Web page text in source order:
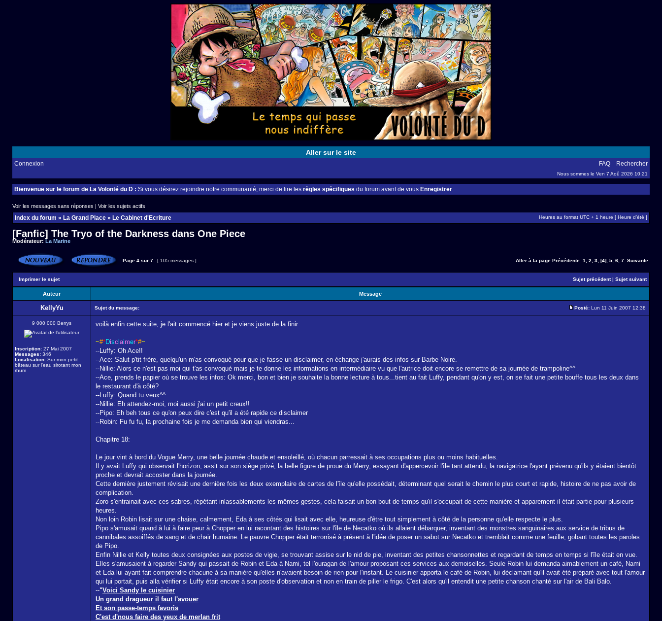
Aller sur le site
Connexion FAQ Rechercher
Nous sommes le Ven 7 Aoû 2026 10:21
Bienvenue sur le forum de La Volonté du D : Si vous désirez rejoindre notre communauté, merci de lire les règles spécifiques du forum avant de vous Enregistrer
Voir les messages sans réponses | Voir les sujets actifs
Index du forum » La Grand Place » Le Cabinet d'Ecriture Heures au format UTC + 1 heure [ Heure d’été ]
[Fanfic] The Tryo of the Darkness dans One Piece
Modérateur:La Marine
Page 4 sur 7 [ 105 messages ] Aller à la page Précédente 1 2 3 [4] 5 6 7 Suivante
Imprimer le sujet Sujet précédent| Sujet suivant
Auteur Message
KellyYu Sujet du message: Posté: Lun 11 Juin 2007 12:38
9 000 000 Berrys
Inscription: 27 Mai 2007
Messages: 346
Localisation: Sur mon petit
bâteau sur l'eau sirotant mon
rhum
voilà enfin cette suite, je l'ait commencé hier et je viens juste de la finir
~#*Disc aimer*#~
--Luffy: Oh Ace!!
--Ace: Salut p'tit frère, quelqu'un m'as convoqué pour que je fasse un disclaimer, en échange j'aurais des infos sur Barbe Noire.
--Nillie: Alors ce n'est pas moi qui t'as convoqué mais je te donne les informations en intermédiaire vu que l'autrice doit encore se remettre de sa journée de trampoline^^
--Ace, prends le papier où se trouve les infos: Ok merci, bon et bien je souhaite la bonne lecture à tous...tient au fait Luffy, pendant qu'on y est, on se fait une petite bouffe tous les deux dans
le restaurant d'à côté?
--Luffy: Quand tu veux^^
--Nillie: Eh attendez-moi, moi aussi j'ai un petit creux!!
--Pipo: Eh beh tous ce qu'on peux dire c'est qu'il a été rapide ce disclaimer
--Robin: Fu fu fu, la prochaine fois je me demanda bien qui viendras...
Chapitre 18:
Le jour vint à bord du Vogue Merry, une belle journée chaude et ensoleillé, où chacun parressait à ses occupations plus ou moins habituelles.
Il y avait Luffy qui observait l'horizon, assit sur son siège privé, la belle figure de proue du Merry, essayant d'appercevoir l'île tant attendu, la navigatrice l'ayant prévenu qu'ils y étaient bientôt
proche et devrait accoster dans la journée.
Cette dernière justement révisait une dernière fois les deux exemplaire de cartes de l'île qu'elle possédait, déterminant quel serait le chemin le plus court et rapide, histoire de ne pas avoir de
complication.
Zoro s'entrainait avec ces sabres, répétant inlassablements les mêmes gestes, cela faisait un bon bout de temps qu'il s'occupait de cette manière et apparement il était partie pour plusieurs
heures.
Non loin Robin lisait sur une chaise, calmement, Eda à ses côtés qui lisait avec elle, heureuse d'être tout simplement à côté de la personne qu'elle respecte le plus.
Pipo s'amusait quand à lui à faire peur à Chopper en lui racontant des histoires sur l'île de Necatko où ils allaient débarquer, inventant des monstres sanguinaires aux service de tribus de
cannibales assoiffés de sang et de chair humaine. Le pauvre Chopper était terrorrisé à présent à l'idée de poser un sabot sur Necatko et tremblait comme une feuille, gobant toutes les paroles
de Pipo.
Enfin Nillie et Kelly toutes deux consignées aux postes de vigie, se trouvant assise sur le nid de pie, inventant des petites chansonnettes et regardant de temps en temps si l'île était en vue.
Elles s'amusaient à regarder Sandy qui passait de Robin et Eda à Nami, tel l'ouragan de l'amour proposant ces services aux demoiselles. Seule Robin lui demanda aimablement un café, Nami
et Eda lui ayant fait comprendre chacune à sa manière qu'elles n'avaient besoin de rien pour l'instant. Le cuisinier apporta le café de Robin, lui déclamant qu'il avait été préparé avec tout l'amour
qui lui portait, puis alla vérifier si Luffy était encore à son poste d'observation et non en train de piller le frigo. C'est alors qu'il entendit une petite chanson chanté sur l'air de Bali Balo.
--"Voici Sandy le cuisinier
Un grand dragueur il faut l'avouer
Et son passe-temps favoris
C'est d'nous faire des yeux de merlan frit